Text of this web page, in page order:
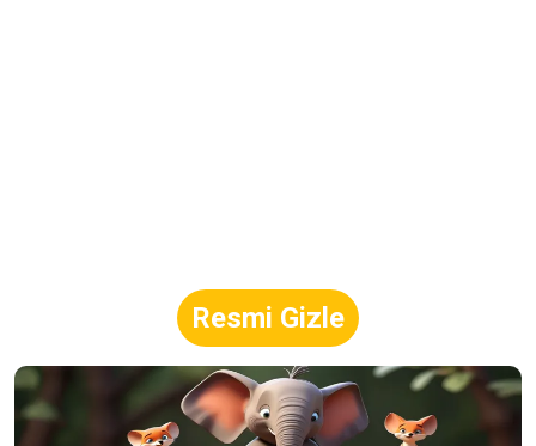
Resmi Gizle